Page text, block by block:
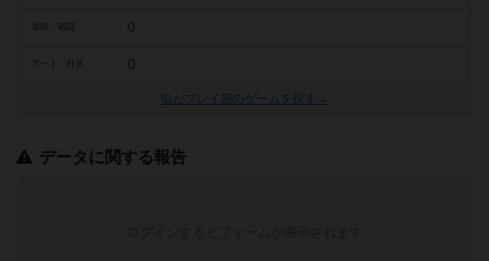
0
アート・外見 0
似たプレイ感のゲームを探す→
データに関する報告